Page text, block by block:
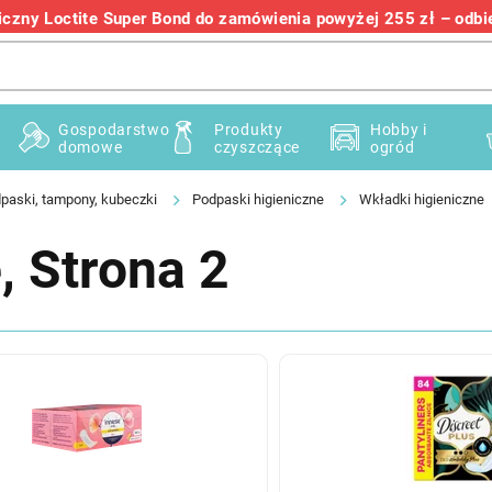
Loctite Super Bond do zamówienia powyżej 255 zł –
+48 732 145 222
Gospodarstwo
domowe
Produkty
czyszczące
Hobby i
ogród
tampony, kubeczki Podpaski higieniczne Wkładki higieniczne
, Strona 2